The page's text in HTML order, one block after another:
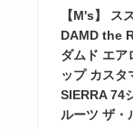
【M's】 ス
DAMD the
ダムド エア
ップ カスタ
SIERRA 74
ルーツ ザ・